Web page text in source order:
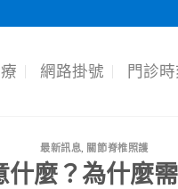
網路掛號 門診
最新訊息 關節脊椎照護
麼？為什麼